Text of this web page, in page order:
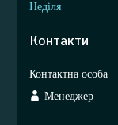
Неділя
Контакти
Менеджер